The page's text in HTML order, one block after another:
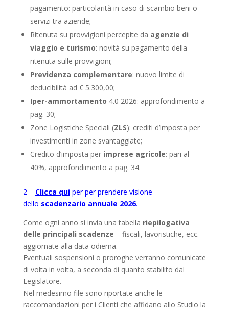
pagamento: particolarità in caso di scambio beni o
servizi tra aziende;
Ritenuta su provvigioni percepite da agenzie di
viaggio e turismo: novità su pagamento della
ritenuta sulle provvigioni;
Previdenza complementare: nuovo limite di
deducibilità ad € 5.300,00;
Iper-ammortamento 4.0 2026: approfondimento a
pag. 30;
Zone Logistiche Speciali (ZLS): crediti d’imposta per
investimenti in zone svantaggiate;
Credito d’imposta per imprese agricole: pari al
40%, approfondimento a pag. 34.
2 – Clicca quiper per prendere visione
dello scadenzario annuale 2026.
Come ogni anno si invia una tabella riepilogativa
delle principali scadenze – fiscali, lavoristiche, ecc. –
aggiornate alla data odierna.
Eventuali sospensioni o proroghe verranno comunicate
di volta in volta, a seconda di quanto stabilito dal
Legislatore.
Nel medesimo file sono riportate anche le
raccomandazioni per i Clienti che affidano allo Studio la